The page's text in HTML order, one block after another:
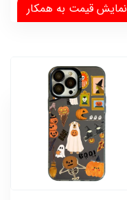
نمایش قیمت به همکار